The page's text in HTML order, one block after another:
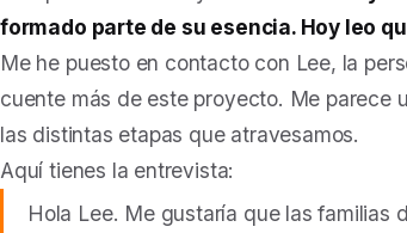
formado parte de su esencia. Hoy leo
Me he puesto en contacto con Lee, la
cuente más de este proyecto. Me parece
las distintas etapas que atravesamos.
Aquí tienes la entrevista:
Hola Lee. Me gustaría que las familias